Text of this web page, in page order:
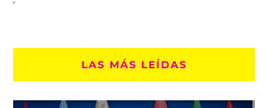
LAS MÁS LEÍDAS